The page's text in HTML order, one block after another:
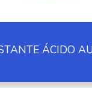
ÁCIDO